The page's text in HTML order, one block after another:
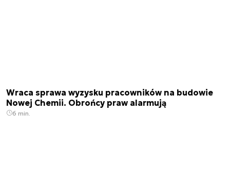
Wraca sprawa wyzysku pracowników na budowie
Nowej Chemii. Obrońcy praw alarmują
6 min.